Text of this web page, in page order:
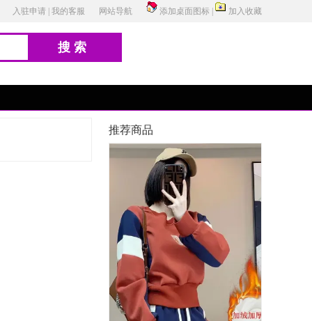
入驻申请 我的客服 网站导航 添加桌面图标 加入收藏
搜索
推荐商品